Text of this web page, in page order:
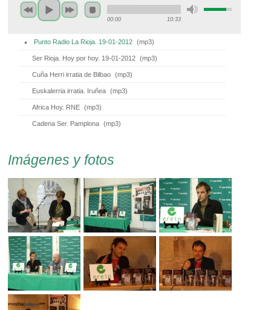
00:00 10:33
Punto Radio La Rioja. 19-01-2012 (mp3)
Ser Rioja. Hoy por hoy. 19-01-2012 (mp3)
Cuña Herri irratia de Bilbao (mp3)
Euskalerria irratia. Iruñea (mp3)
Africa Hoy. RNE (mp3)
Cadena Ser. Pamplona (mp3)
Imágenes y fotos